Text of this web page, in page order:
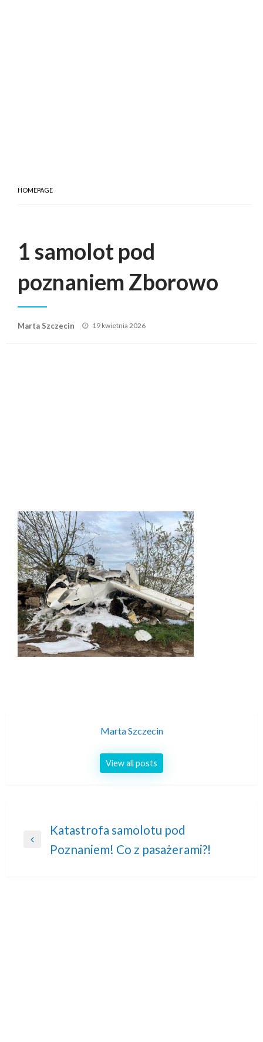
HOMEPAGE
1 samolot pod
poznaniem Zborowo
Marta Szczecin
Posted
19 kwietnia 2026
Marta Szczecin
View all posts
Nawigacja
wpisu
Previous
Katastrofa samolotu pod
Poznaniem! Co z pasażerami?!